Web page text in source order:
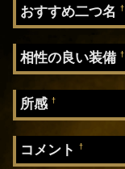
おすすめ二つ名†
相性の良い装備†
所感†
コメント†